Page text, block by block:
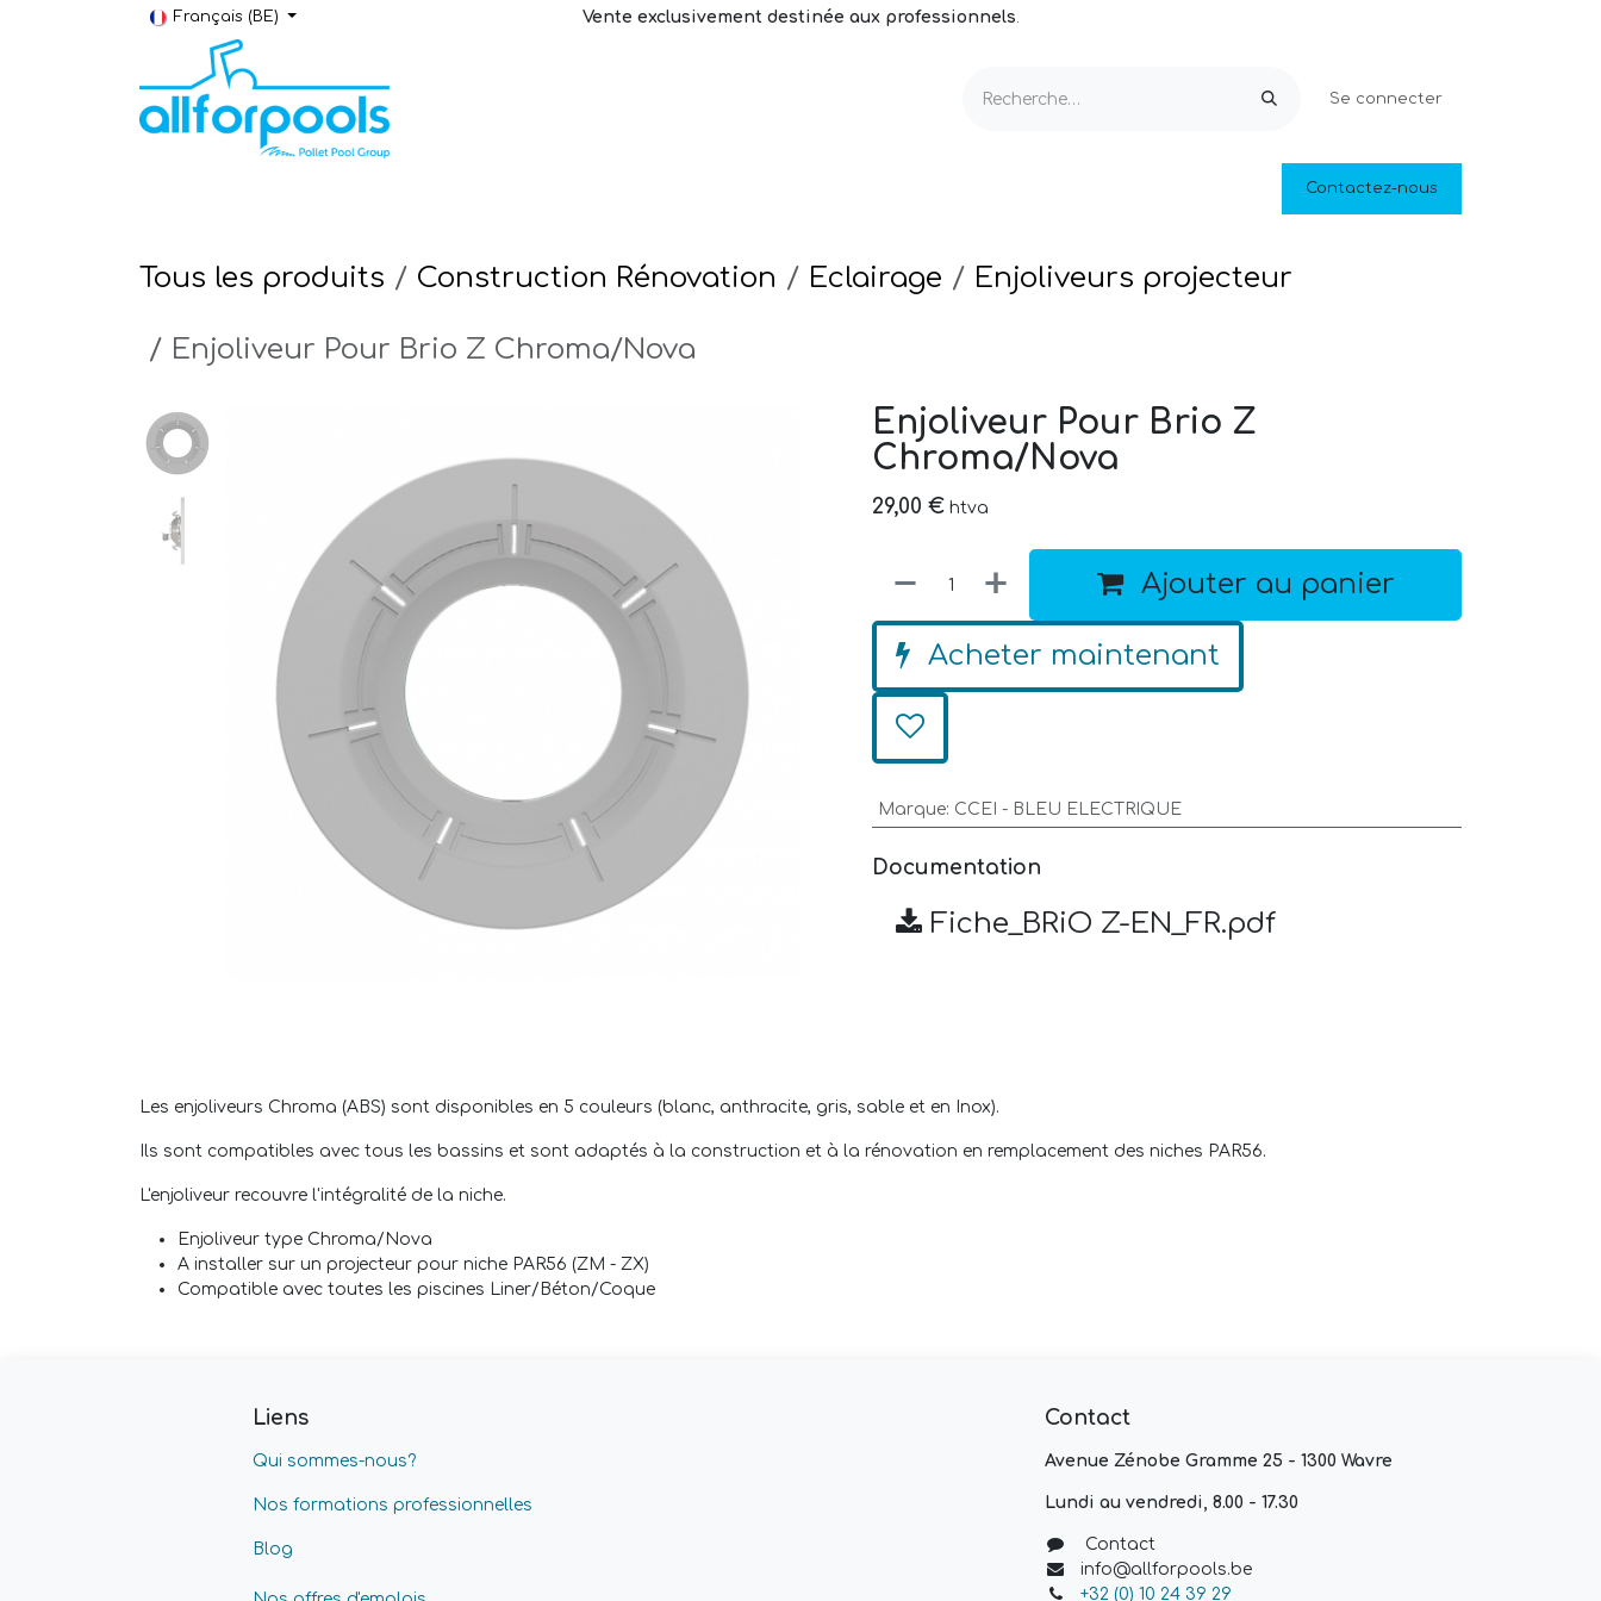
Se rendre au contenu
Français (BE) Vente exclusivement destinée aux professionnels.
Se connecter
Piscines naturelles
Contactez-nous
Tous les produits Construction Rénovation Eclairage Enjoliveurs projecteur
Enjoliveur Pour Brio Z Chroma/Nova
Enjoliveur Pour Brio Z
Chroma/Nova
29,00 € htva
Ajouter au panier
Acheter maintenant
Marque: CCEI - BLEU ELECTRIQUE
Documentation
Fiche_BRiO Z-EN_FR.pdf
Les enjoliveurs Chroma (ABS) sont disponibles en 5 couleurs (blanc, anthracite, gris, sable et en Inox).
Ils sont compatibles avec tous les bassins et sont adaptés à la construction et à la rénovation en remplacement des niches PAR56.
L'enjoliveur recouvre l'intégralité de la niche.
Enjoliveur type Chroma/Nova
A installer sur un projecteur pour niche PAR56 (ZM - ZX)
Compatible avec toutes les piscines Liner/Béton/Coque
Liens
Qui sommes-nous?
Nos formations professionnelles
Blog
Contact
Avenue Zénobe Gramme 25 - 1300 Wavre
Lundi au vendredi, 8.00 - 17.30
Contact
info@allforpools.be
+32 (0) 10 24 39 29